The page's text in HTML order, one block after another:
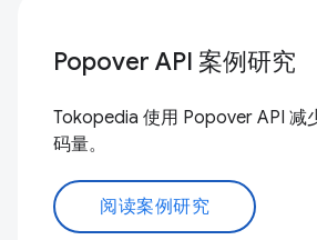
Popover API 案例研究
Tokopedia 使用 Popover API 减
码量。
阅读案例研究